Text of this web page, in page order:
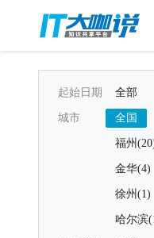
起始日期 全部
城市 全国
福州
金华(4)
徐州(1)
哈尔滨